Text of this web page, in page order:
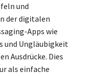
und
der digitalen
Apps wie
und Ungläubigkeit
Ausdrücke. Dies
als einfache